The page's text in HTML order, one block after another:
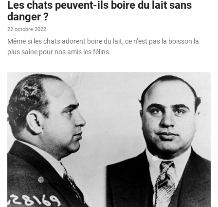
Les chats peuvent-ils boire du lait sans
danger ?
22 octobre 2022
Même si les chats adorent boire du lait, ce n’est pas la boisson la
plus saine pour nos amis les félins.